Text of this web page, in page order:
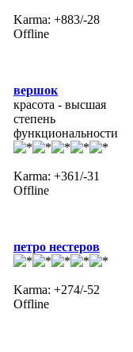
Karma: +883/-28
Offline
вершок
красота - высшая
степень
функциональности
Karma: +361/-31
Offline
петро нестеров
Karma: +274/-52
Offline